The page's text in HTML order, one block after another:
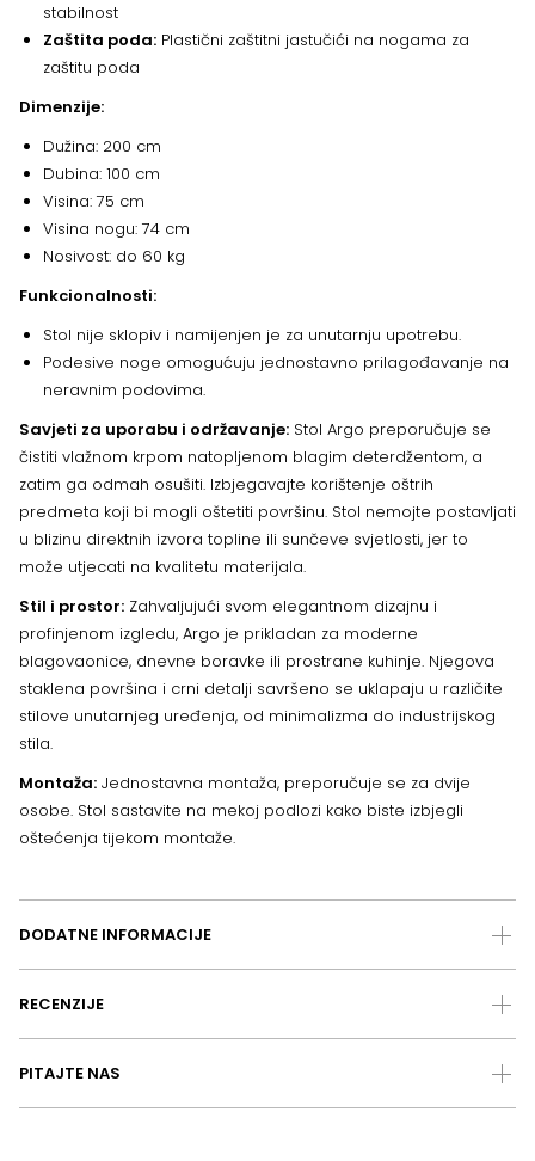
stabilnost
Zaštita poda: Plastični zaštitni jastučići na nogama za
zaštitu poda
Dimenzije:
Dužina: 200 cm
Dubina: 100 cm
Visina: 75 cm
Visina nogu: 74 cm
Nosivost: do 60 kg
Funkcionalnosti:
Stol nije sklopiv i namijenjen je za unutarnju upotrebu.
Podesive noge omogućuju jednostavno prilagođavanje na
neravnim podovima.
Savjeti za uporabu i održavanje: Stol Argo preporučuje se
čistiti vlažnom krpom natopljenom blagim deterdžentom, a
zatim ga odmah osušiti. Izbjegavajte korištenje oštrih
predmeta koji bi mogli oštetiti površinu. Stol nemojte postavljati
u blizinu direktnih izvora topline ili sunčeve svjetlosti, jer to
može utjecati na kvalitetu materijala.
Stil i prostor: Zahvaljujući svom elegantnom dizajnu i
profinjenom izgledu, Argo je prikladan za moderne
blagovaonice, dnevne boravke ili prostrane kuhinje. Njegova
staklena površina i crni detalji savršeno se uklapaju u različite
stilove unutarnjeg uređenja, od minimalizma do industrijskog
stila.
Montaža: Jednostavna montaža, preporučuje se za dvije
osobe. Stol sastavite na mekoj podlozi kako biste izbjegli
oštećenja tijekom montaže.
DODATNE INFORMACIJE
RECENZIJE
PITAJTE NAS